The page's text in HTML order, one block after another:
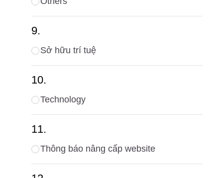
Sở hữu trí tuệ
Technology
Thông báo nâng cấp website